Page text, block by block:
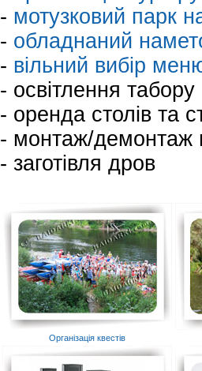
- мотузковий парк
- обладнаний
- вільний вибір
- освітлення табору
- оренда столів та
- монтаж/демонтаж
- заготівля дров
Організація квестів